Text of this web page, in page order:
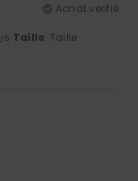
Achat vérifié
/5 Taille: Taille